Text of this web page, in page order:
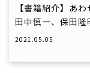
【書籍紹介】あ
田中慎一、保田隆
2021.05.05